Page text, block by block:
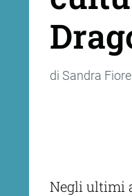
di Sandra Fiore
Negli ultimi